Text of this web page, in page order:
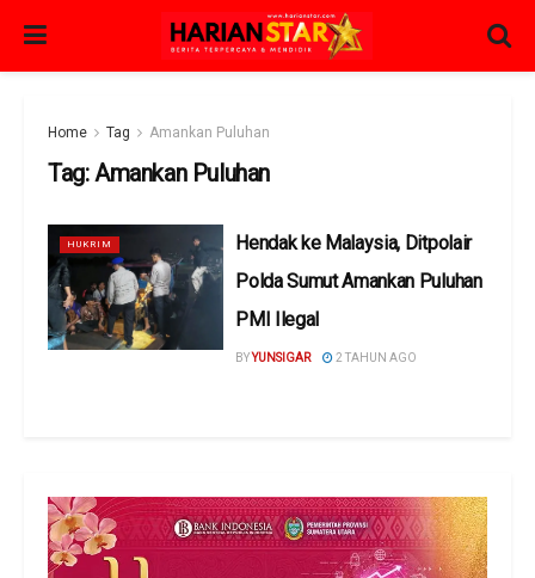
Home Tag Amankan Puluhan
Tag:Amankan Puluhan
HUKRIM
Hendak ke Malaysia, Ditpolair
Polda Sumut Amankan Puluhan
PMI Ilegal
BYYUNSIGAR 2 TAHUN AGO